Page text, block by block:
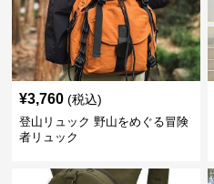
¥3,760 (税込)
登山リュック 野山をめぐる冒険
者リュック